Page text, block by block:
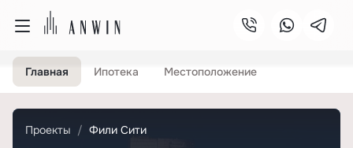
Главная Ипотека Местоположение
Проекты Фили Сити